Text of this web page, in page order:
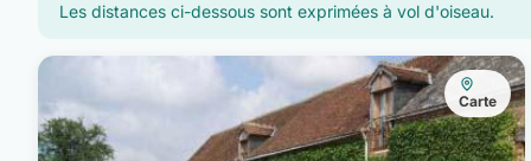
Les distances ci-dessous sont exprimées à vol d'oiseau.
Carte